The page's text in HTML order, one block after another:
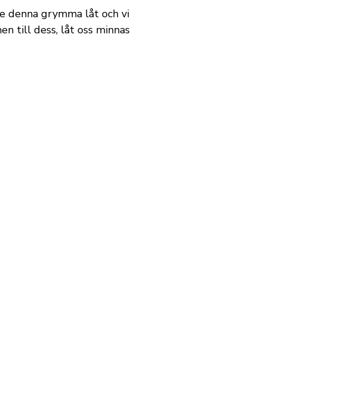
denna grymma låt och vi
till dess, låt oss minnas